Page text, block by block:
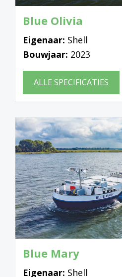
Blue Olivia
Eigenaar: Shell
Bouwjaar: 2023
ALLE SPECIFICATIES
Blue Mary
Eigenaar: Shell